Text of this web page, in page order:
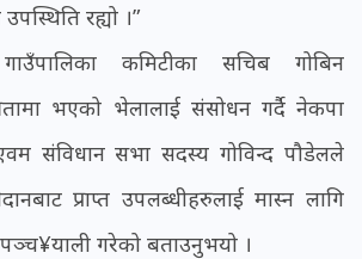
रह्यो ।”
कमिटीका सचिब गोबिन
भएको भेलालाई संसोधन गर्दै नेकपा
संविधान सभा सदस्य गोविन्द पौडेलले
प्राप्त उपलब्धीहरुलाई मास्न लागि
गरेको बताउनुभयो ।